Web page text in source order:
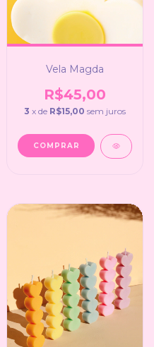
Vela Magda
R$45,00
3 x de R$15,00 sem juros
COMPRAR